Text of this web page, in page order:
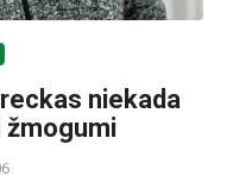
niekada